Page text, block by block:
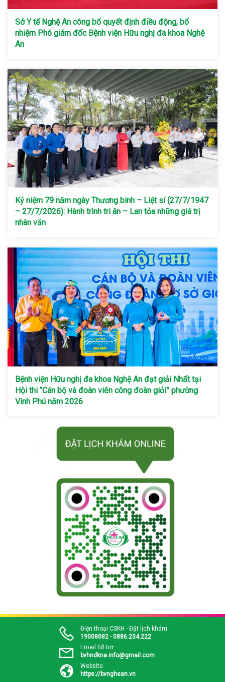
Sở Y tế Nghệ An công bố quyết định điều động, bổ
nhiệm Phó giám đốc Bệnh viện Hữu nghị đa khoa Nghệ
An
Kỷ niệm 79 năm ngày Thương binh – Liệt sí (27/7/1947
– 27/7/2026): Hành trình tri ân – Lan tỏa những giá trị
nhân văn
Bệnh viện Hữu nghị đa khoa Nghệ An đạt giải Nhất tại
Hội thi “Cán bộ và đoàn viên công đoàn giỏi” phường
Vinh Phú năm 2026
Điện thoại CSKH - Đặt lịch khám
19008082 - 0886.234.222
Email hỗ trợ
bvhndkna.info@gmail.com
Website
https://bvnghean.vn